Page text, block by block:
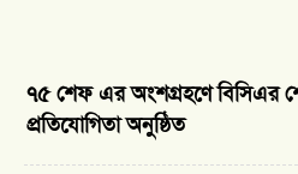
৭৫ শেফ এর অংশগ্রহণে বিসিএর শেফ অব দ্যা ইয়ার
প্রতিযোগিতা অনুষ্ঠিত